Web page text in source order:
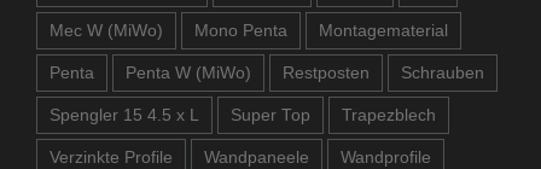
Mec W (MiWo) Mono Penta Montagematerial
Penta Penta W (MiWo) Restposten Schrauben
Spengler 15 4.5 x L Super Top Trapezblech
Verzinkte Profile Wandpaneele Wandprofile